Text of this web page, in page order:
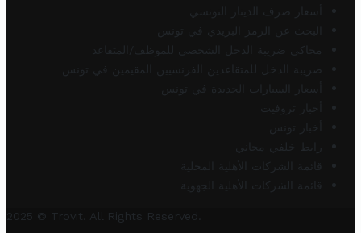
أسعار صرف الدينار التونسي
البحث عن الرمز البريدي في تونس
محاكي ضريبة الدخل الشخصي للموظف/المتقاعد
ضريبة الدخل للمتقاعدين الفرنسيين المقيمين في تونس
أسعار السيارات الجديدة في تونس
أخبار تروفيت
أخبار تونس
رابط خلفي مجاني
قائمة الشركات الأهلية المحلية
قائمة الشركات الأهلية الجهوية
2025 © Trovit. All Rights Reserved.